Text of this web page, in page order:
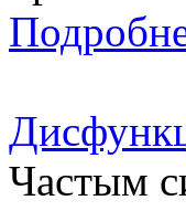
Частым